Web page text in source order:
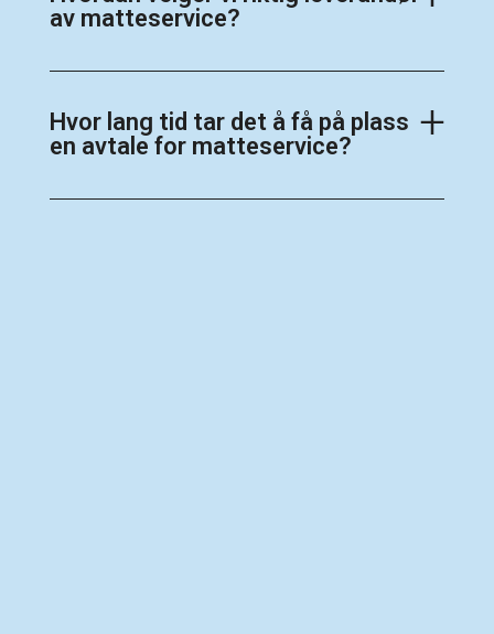
av matteservice?
Hvor lang tid tar det å få på plass
en avtale for matteservice?